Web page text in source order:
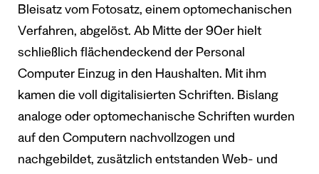
Bleisatz vom Fotosatz, einem optomechanischen
Verfahren, abgelöst. Ab Mitte der 90er hielt
schließlich flächendeckend der Personal
Computer Einzug in den Haushalten. Mit ihm
kamen die voll digitalisierten Schriften. Bislang
analoge oder optomechanische Schriften wurden
auf den Computern nachvollzogen und
nachgebildet, zusätzlich entstanden Web- und